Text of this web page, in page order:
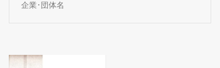
企業･団体名